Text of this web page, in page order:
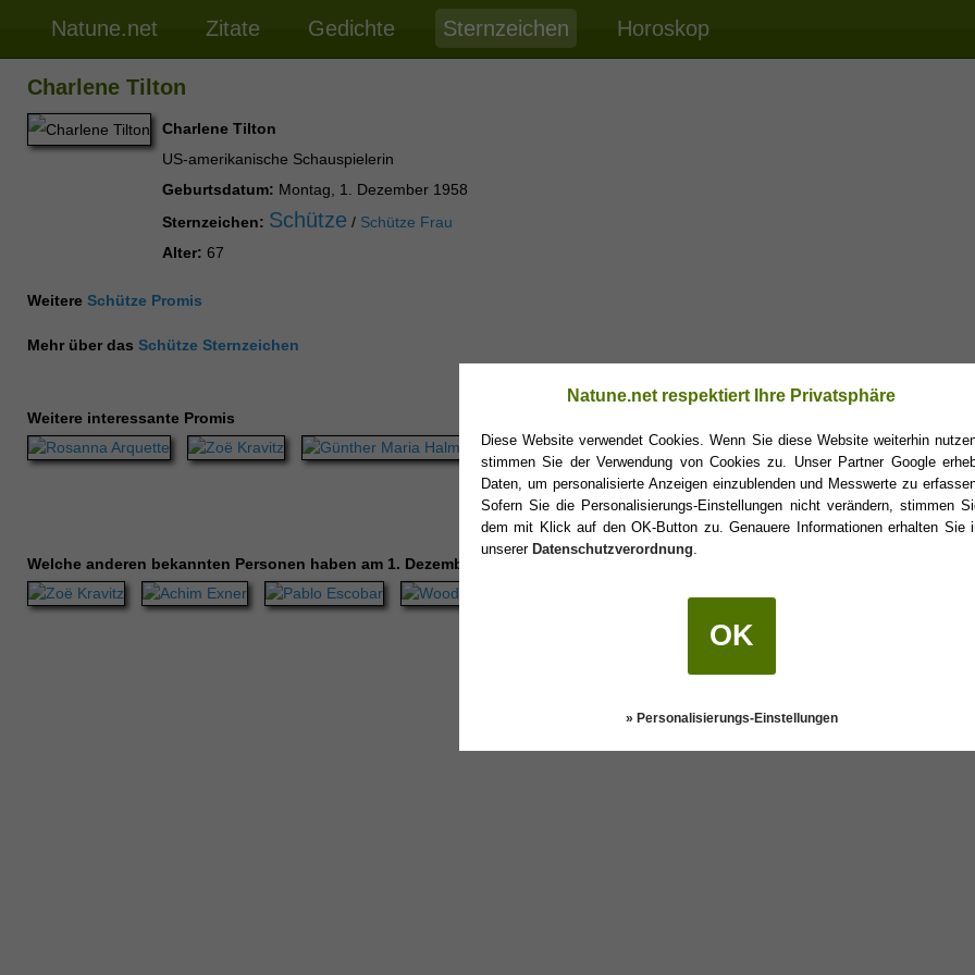
Natune.net Zitate Gedichte Sternzeichen Horoskop
Charlene Tilton
Charlene Tilton
US-amerikanische Schauspielerin
Geburtsdatum: Montag, 1. Dezember 1958
Sternzeichen: Schütze / Schütze Frau
Alter: 67
Weitere Schütze Promis
Mehr über das Schütze Sternzeichen
Weitere interessante Promis
Welche anderen bekannten Personen haben am 1. Dezember Geburtstag?
Natune.net respektiert Ihre Privatsphäre
Diese Website verwendet Cookies. Wenn Sie diese Website weiterhin
stimmen Sie der Verwendung von Cookies zu. Unser Partner Google
Daten, um personalisierte Anzeigen einzublenden und Messwerte zu
Sofern Sie die Personalisierungs-Einstellungen nicht verändern, stimmen
dem mit Klick auf den OK-Button zu. Genauere Informationen erhalten Sie
unserer Datenschutzverordnung.
OK
» Personalisierungs-Einstellungen